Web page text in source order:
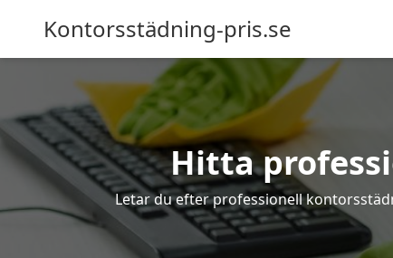
Kontorsstädning-pris.se
Hitta
Letar du efter professionell